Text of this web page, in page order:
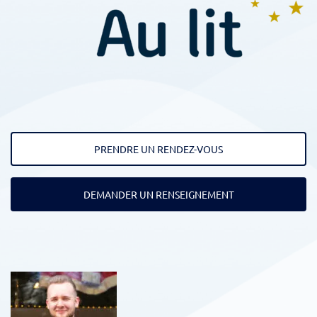
PRENDRE UN RENDEZ-VOUS
DEMANDER UN RENSEIGNEMENT